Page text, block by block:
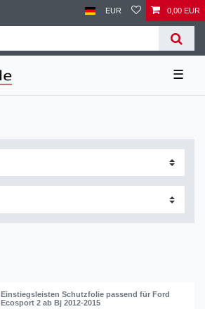
EUR 0,00 EUR
☰
Einstiegsleisten Schutzfolie passend für Ford
Ecosport 2 ab Bj 2012-2015